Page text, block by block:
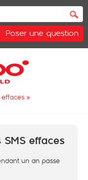
Poser une question
effaces »
effaces
un an passe